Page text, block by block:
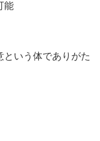
能
いう体でありがた